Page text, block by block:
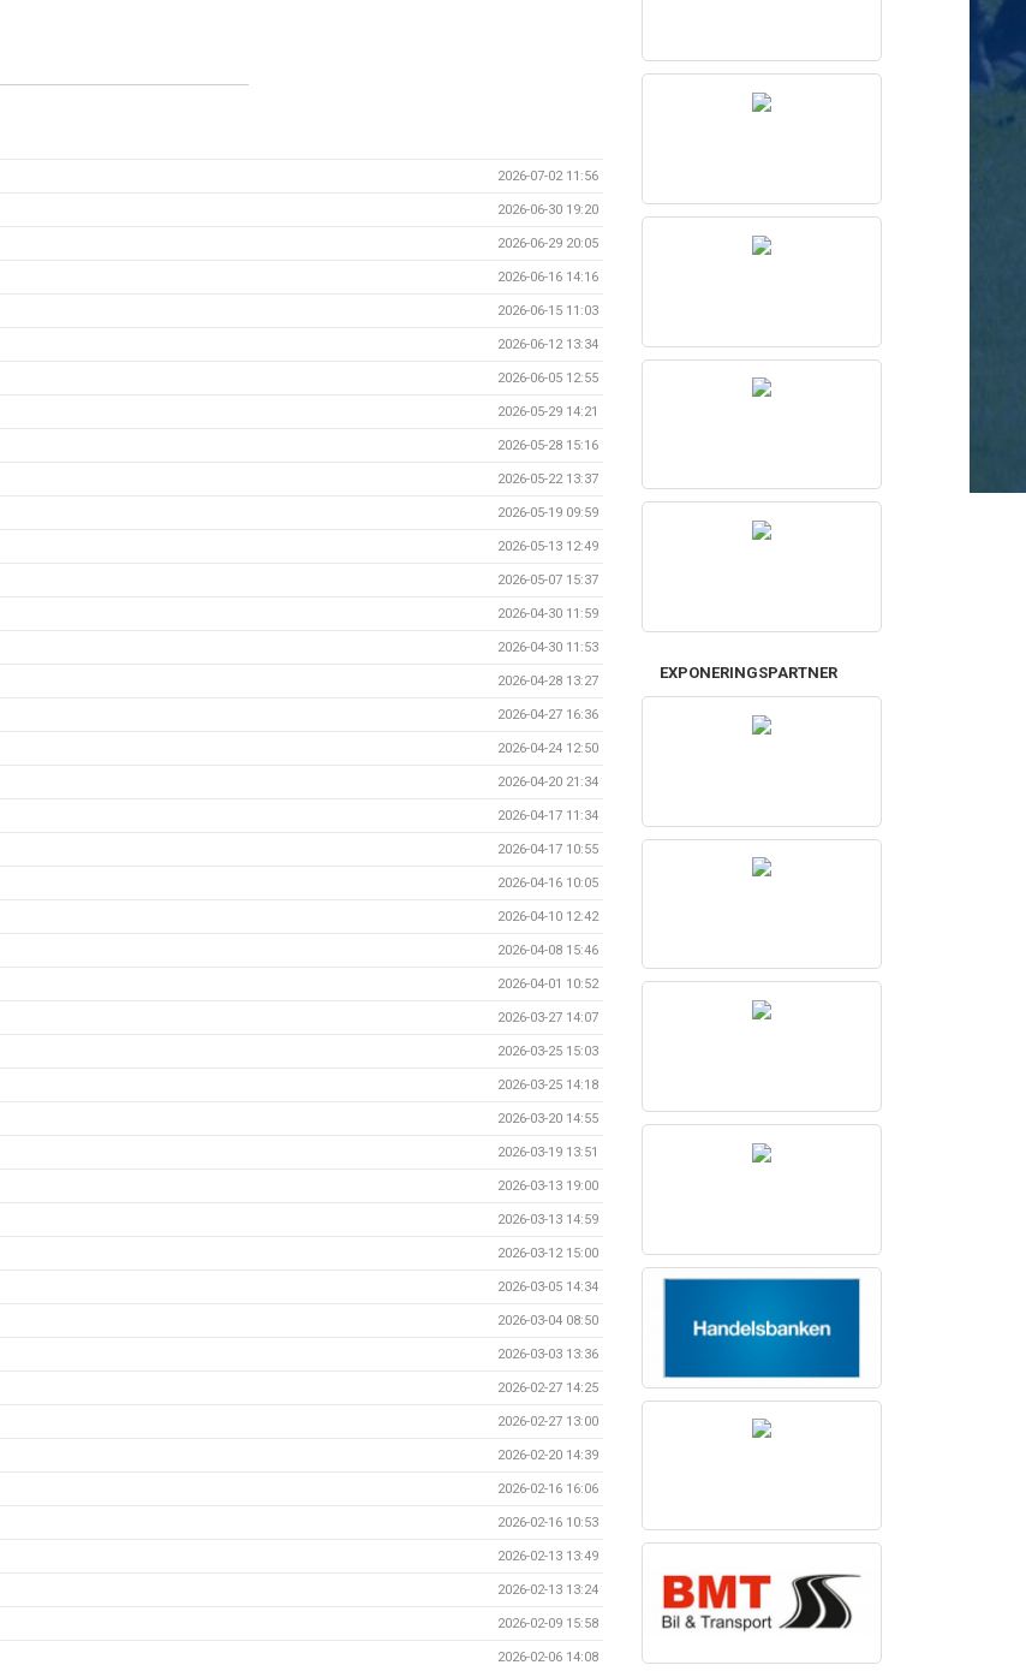
2026-07-02 11:56
2026-06-30 19:20
2026-06-29 20:05
2026-06-16 14:16
2026-06-15 11:03
2026-06-12 13:34
2026-06-05 12:55
2026-05-29 14:21
2026-05-28 15:16
2026-05-22 13:37
2026-05-19 09:59
2026-05-13 12:49
2026-05-07 15:37
2026-04-30 11:59
2026-04-30 11:53
2026-04-28 13:27
2026-04-27 16:36
2026-04-24 12:50
2026-04-20 21:34
2026-04-17 11:34
2026-04-17 10:55
2026-04-16 10:05
2026-04-10 12:42
2026-04-08 15:46
2026-04-01 10:52
2026-03-27 14:07
2026-03-25 15:03
2026-03-25 14:18
2026-03-20 14:55
2026-03-19 13:51
2026-03-13 19:00
2026-03-13 14:59
2026-03-12 15:00
2026-03-05 14:34
2026-03-04 08:50
2026-03-03 13:36
2026-02-27 14:25
2026-02-27 13:00
2026-02-20 14:39
2026-02-16 16:06
2026-02-16 10:53
2026-02-13 13:49
2026-02-13 13:24
2026-02-09 15:58
2026-02-06 14:08
EXPONERINGSPARTNER